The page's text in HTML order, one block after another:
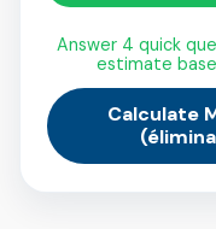
Answer 4 quick
estimate
Calculate